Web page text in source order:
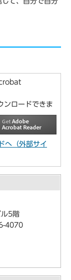
ンロードできま
（外部サイ
5階
4070